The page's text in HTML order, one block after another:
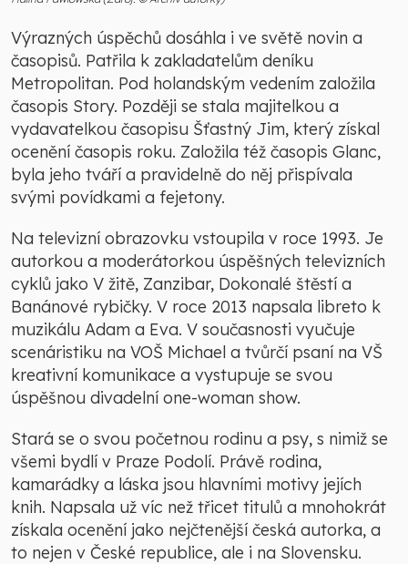
Výrazných úspěchů dosáhla i ve světě novin a
časopisů. Patřila k zakladatelům deníku
Metropolitan. Pod holandským vedením založila
časopis Story. Později se stala majitelkou a
vydavatelkou časopisu Šťastný Jim, který získal
ocenění časopis roku. Založila též časopis Glanc,
byla jeho tváří a pravidelně do něj přispívala
svými povídkami a fejetony.
Na televizní obrazovku vstoupila v roce 1993. Je
autorkou a moderátorkou úspěšných televizních
cyklů jako V žitě, Zanzibar, Dokonalé štěstí a
Banánové rybičky. V roce 2013 napsala libreto k
muzikálu Adam a Eva. V současnosti vyučuje
scenáristiku na VOŠ Michael a tvůrčí psaní na VŠ
kreativní komunikace a vystupuje se svou
úspěšnou divadelní one-woman show.
Stará se o svou početnou rodinu a psy, s nimiž se
všemi bydlí v Praze Podolí. Právě rodina,
kamarádky a láska jsou hlavními motivy jejích
knih. Napsala už víc než třicet titulů a mnohokrát
získala ocenění jako nejčtenější česká autorka, a
to nejen v České republice, ale i na Slovensku.